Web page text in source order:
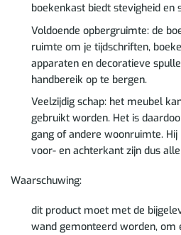
boekenkast biedt stevigheid en
Voldoende opbergruimte: de
ruimte om je tijdschriften,
apparaten en decoratieve
handbereik op te bergen.
Veelzijdig schap: het meubel
gebruikt worden. Het is
gang of andere woonruimte.
voor- en achterkant zijn dus
Waarschuwing:
dit product moet met de
wand gemonteerd worden, om